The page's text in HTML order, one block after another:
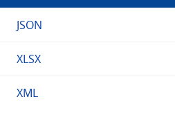
JSON
XLSX
XML